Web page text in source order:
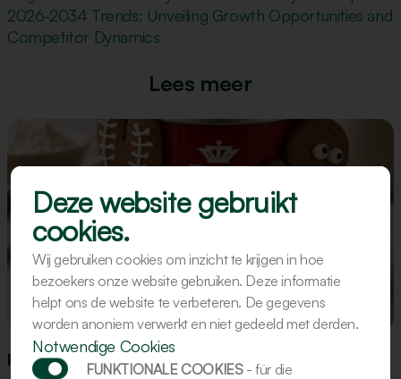
2026-2034 Trends: Unveiling Growth Opportunities and
Competitor Dynamics
Lees meer
Rezept
Rezept: Gingerbread-Figuren
Deze website gebruikt
cookies.
Wij gebruiken cookies om inzicht te krijgen in hoe
bezoekers onze website gebruiken. Deze informatie
helpt ons de website te verbeteren. De gegevens
worden anoniem verwerkt en niet gedeeld met derden.
Notwendige Cookies
FUNKTIONALE COOKIES - für die